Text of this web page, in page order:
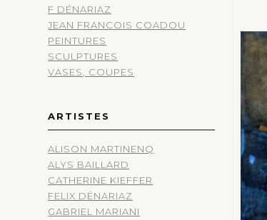
F DÉNARIAZ
JEAN FRANCOIS COADOU
PEINTURES
SCULPTURES
VASES, COUPES
ARTISTES
ALISON MARTINENQ
ALYS BAILLARD
CATHERINE KIEFFER
FELIX DÉNARIAZ
GABRIEL MARIANI